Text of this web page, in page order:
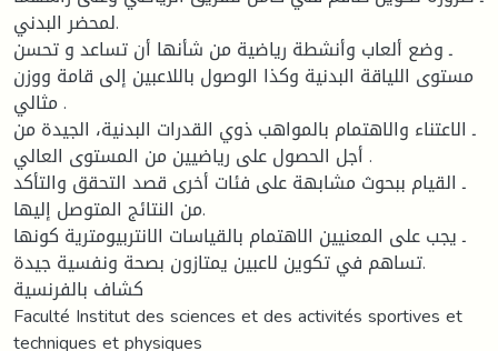
لمحضر البدني.
ـ وضع ألعاب وأنشطة رياضية من شأنها أن تساعد و تحسن
مستوى اللياقة البدنية وكذا الوصول باللاعبين إلى قامة ووزن
مثالي .
ـ الاعتناء والاهتمام بالمواهب ذوي القدرات البدنية، الجيدة من
أجل الحصول على رياضيين من المستوى العالي .
ـ القيام ببحوث مشابهة على فئات أخرى قصد التحقق والتأكد
من النتائج المتوصل إليها.
ـ يجب على المعنيين الاهتمام بالقياسات الانتربيومترية كونها
تساهم في تكوين لاعبين يمتازون بصحة ونفسية جيدة.
كشاف بالفرنسية
Faculté Institut des sciences et des activités sportives et
techniques et physiques